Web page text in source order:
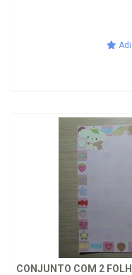
CONJUNTO COM 2